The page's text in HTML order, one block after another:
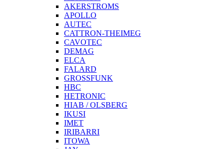
AKERSTROMS
APOLLO
AUTEC
CATTRON-THEIMEG
CAVOTEC
DEMAG
ELCA
FALARD
GROSSFUNK
HBC
HETRONIC
HIAB / OLSBERG
IKUSI
IMET
IRIBARRI
ITOWA